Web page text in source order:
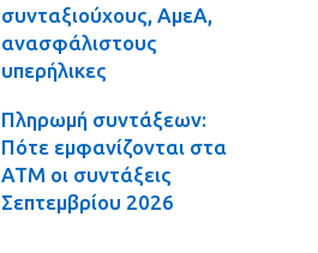
συνταξιούχους, ΑμεΑ,
ανασφάλιστους
υπερήλικες
Πληρωμή συντάξεων:
Πότε εμφανίζονται στα
ΑΤΜ οι συντάξεις
Σεπτεμβρίου 2026